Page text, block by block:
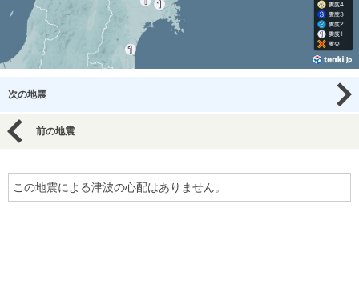
次の地震
前の地震
この地震による津波の心配はありません。